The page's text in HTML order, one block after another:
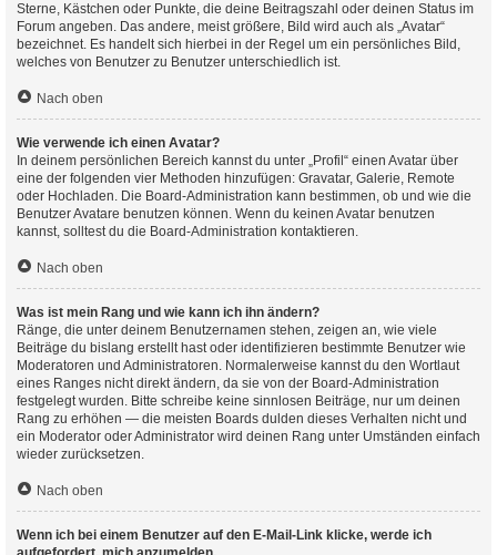
Sterne, Kästchen oder Punkte, die deine Beitragszahl oder deinen Status im
Forum angeben. Das andere, meist größere, Bild wird auch als „Avatar“
bezeichnet. Es handelt sich hierbei in der Regel um ein persönliches Bild,
welches von Benutzer zu Benutzer unterschiedlich ist.
Nach oben
Wie verwende ich einen Avatar?
In deinem persönlichen Bereich kannst du unter „Profil“ einen Avatar über
eine der folgenden vier Methoden hinzufügen: Gravatar, Galerie, Remote
oder Hochladen. Die Board-Administration kann bestimmen, ob und wie die
Benutzer Avatare benutzen können. Wenn du keinen Avatar benutzen
kannst, solltest du die Board-Administration kontaktieren.
Nach oben
Was ist mein Rang und wie kann ich ihn ändern?
Ränge, die unter deinem Benutzernamen stehen, zeigen an, wie viele
Beiträge du bislang erstellt hast oder identifizieren bestimmte Benutzer wie
Moderatoren und Administratoren. Normalerweise kannst du den Wortlaut
eines Ranges nicht direkt ändern, da sie von der Board-Administration
festgelegt wurden. Bitte schreibe keine sinnlosen Beiträge, nur um deinen
Rang zu erhöhen — die meisten Boards dulden dieses Verhalten nicht und
ein Moderator oder Administrator wird deinen Rang unter Umständen einfach
wieder zurücksetzen.
Nach oben
Wenn ich bei einem Benutzer auf den E-Mail-Link klicke, werde ich